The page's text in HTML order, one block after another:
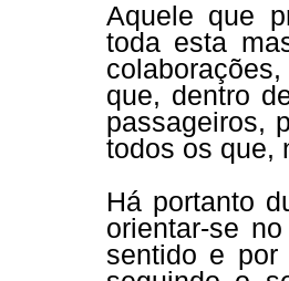
Aquele que
toda esta
que, dentro
passageiros,
todos os que,
Há portanto
orientar-se
sentido e por